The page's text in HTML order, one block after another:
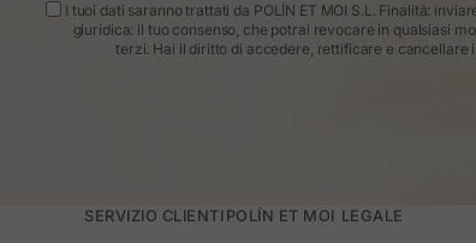
I tuoi dati saranno trattati da POLÍN ET MOI S.L. Finalità:
giuridica: il tuo consenso, che potrai revocare in qualsiasi
terzi. Hai il diritto di accedere, rettificare e cancellare
SERVIZIO CLIENTI POLÍN ET MOI LEGALE